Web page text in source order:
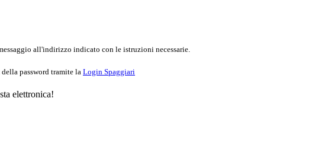
all'indirizzo indicato con le istruzioni necessarie.
password tramite la Login Spaggiari
elettronica!